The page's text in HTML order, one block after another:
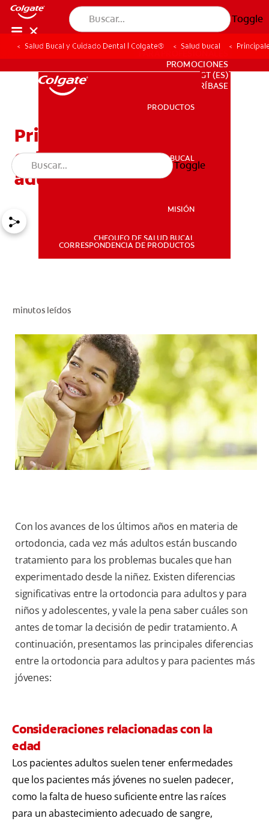
Toggle
SALUD BUCAL
PARA PROFESIONALES
PROMOCIONES
GT (ES)
SUSCRÍBASE
PARA PROFESIONALES
PROMOCIONES
GT (ES)
SUSCRÍBASE
PRODUCTOS
SALUD BUCAL
MISIÓN
CHEQUEO DE SALUD BUCAL
CORRESPONDENCIA DE PRODUCTOS
Toggle
Salud Bucal y Cuidado Dental | Colgate® Salud bucal
Principales diferencias
entre la ortodoncia para
adultos y para niños
minutos leídos
Con los avances de los últimos años en materia de
ortodoncia, cada vez más adultos están buscando
tratamiento para los problemas bucales que han
experimentado desde la niñez. Existen diferencias
significativas entre la ortodoncia para adultos y para
niños y adolescentes, y vale la pena saber cuáles son
antes de tomar la decisión de pedir tratamiento. A
continuación, presentamos las principales diferencias
entre la ortodoncia para adultos y para pacientes más
jóvenes:
Consideraciones relacionadas con la
edad
Los pacientes adultos suelen tener enfermedades
que los pacientes más jóvenes no suelen padecer,
como la falta de hueso suficiente entre las raíces
para un abastecimiento adecuado de sangre,